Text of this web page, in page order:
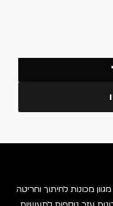
מכונות לחיתוך וחריטה